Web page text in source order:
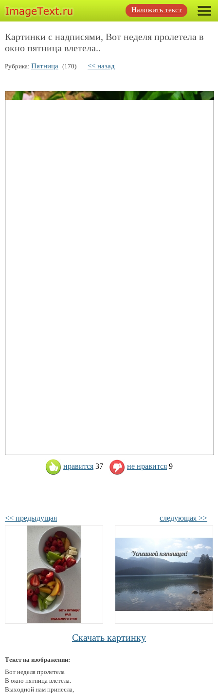
Наложить текст
Картинки с надписями, Вот неделя пролетела в
окно пятница влетела..
Рубрика: Пятница (170) << назад
нравится 37 не нравится 9
<< предыдущая следующая >>
Скачать картинку
Текст на изображении:
Вот неделя пролетела
В окно пятница влетела.
Выходной нам принесла,